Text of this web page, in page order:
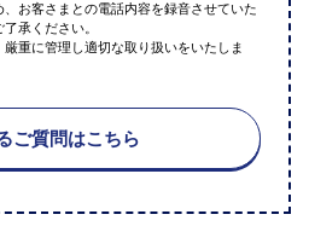
お客さまとの電話内容を録音させていた
承ください。
重に管理し適切な取り扱いをいたしま
ご質問はこちら